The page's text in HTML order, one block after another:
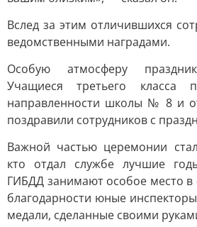
Вслед за этим отличившихся
ведомственными наградами.
Особую атмосферу
Учащиеся третьего класса
направленности школы № 8 и
поздравили сотрудников с
Важной частью церемонии
кто отдал службе лучшие
ГИБДД занимают особое место в
благодарности юные
медали, сделанные своими